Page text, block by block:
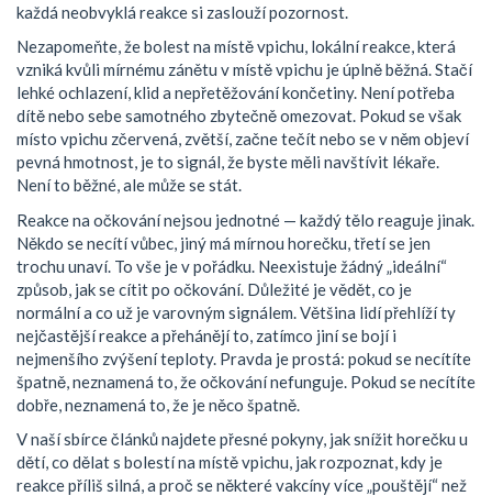
každá neobvyklá reakce si zaslouží pozornost.
Nezapomeňte, žebolest na místě vpichu, lokální reakce, která
vzniká kvůli mírnému zánětu v místě vpichu je úplně běžná. Stačí
lehké ochlazení, klid a nepřetěžování končetiny. Není potřeba
dítě nebo sebe samotného zbytečně omezovat. Pokud se však
místo vpichu zčervená, zvětší, začne tečít nebo se v něm objeví
pevná hmotnost, je to signál, že byste měli navštívit lékaře.
Není to běžné, ale může se stát.
Reakce na očkování nejsou jednotné — každý tělo reaguje jinak.
Někdo se necítí vůbec, jiný má mírnou horečku, třetí se jen
trochu unaví. To vše je v pořádku. Neexistuje žádný „ideální“
způsob, jak se cítit po očkování. Důležité je vědět, co je
normální a co už je varovným signálem. Většina lidí přehlíží ty
nejčastější reakce a přehánějí to, zatímco jiní se bojí i
nejmenšího zvýšení teploty. Pravda je prostá: pokud se necítíte
špatně, neznamená to, že očkování nefunguje. Pokud se necítíte
dobře, neznamená to, že je něco špatně.
V naší sbírce článků najdete přesné pokyny, jak snížit horečku u
dětí, co dělat s bolestí na místě vpichu, jak rozpoznat, kdy je
reakce příliš silná, a proč se některé vakcíny více „pouštějí“ než